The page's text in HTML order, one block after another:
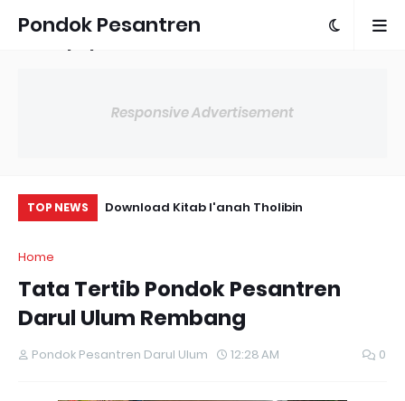
Pondok Pesantren
Darul Ulum
Responsive Advertisement
TOP NEWS
Terlengkap Download Kitab I'anah Tholibin
Home
Tata Tertib Pondok Pesantren
Darul Ulum Rembang
Pondok Pesantren Darul Ulum 12:28 AM 0